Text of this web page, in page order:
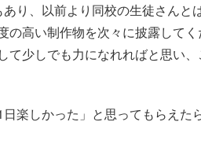
り、以前より同校の生徒さんと
の高い制作物を次々に披露して
て少しでも力になれればと思い
楽しかった」と思ってもらえた